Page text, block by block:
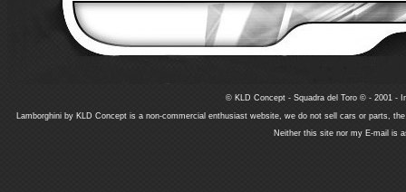
© KLD Concept - Squadra del Toro © - 2001 -
Lamborghini by KLD Concept is a non-commercial enthusiast website, we do not sell cars or parts,
Neither this site nor my E-mail is